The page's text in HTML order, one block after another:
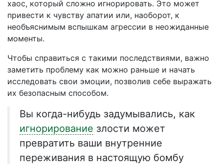
хаос, который сложно игнорировать. Это может
привести к чувству апатии или, наоборот, к
необъяснимым вспышкам агрессии в неожиданные
моменты.
Чтобы справиться с такими последствиями, важно
заметить проблему как можно раньше и начать
исследовать свои эмоции, позволив себе выражать
их безопасным способом.
Вы когда-нибудь задумывались, как
игнорирование злости может
превратить ваши внутренние
переживания в настоящую бомбу